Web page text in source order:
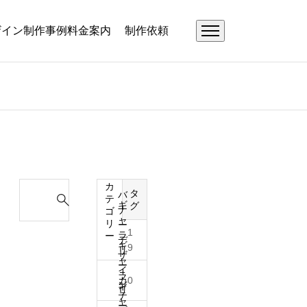
ン制作事例料金案内 制作依頼
a
カ
テ
ゴ
リ
ー
タ
グ
バ
ナ
ー
デ
ザ
イ
ン
1
9
ギ
ャ
ラ
リ
ー
カ
テ
0
ギ
ャ
ラ
リ
ギ
ャ